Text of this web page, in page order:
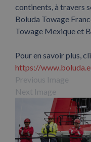
continents, à travers
Boluda Towage
Towage Mexique et
Pour en savoir plus,
https://
Previous Image
Next Image